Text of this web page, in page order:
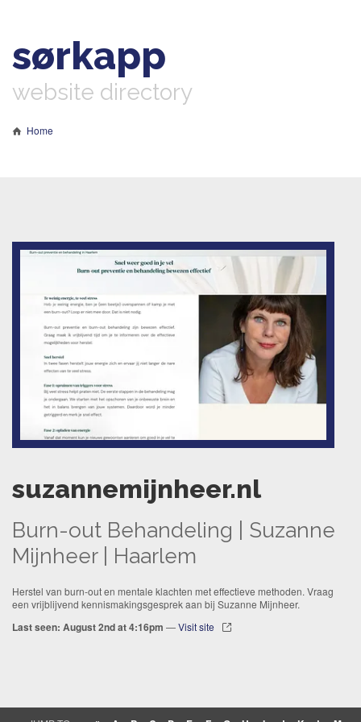
sørkapp
website directory
Home
suzannemijnheer.nl
Burn-out Behandeling | Suzanne
Mijnheer | Haarlem
Herstel van burn-out en mentale klachten met effectieve methoden. Vraag
een vrijblijvend kennismakingsgesprek aan bij Suzanne Mijnheer.
Last seen: August 2nd at 4:16pm —Visit site